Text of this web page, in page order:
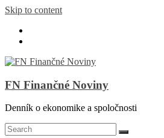
Skip to content
FN Finančné Noviny
Denník o ekonomike a spoločnosti